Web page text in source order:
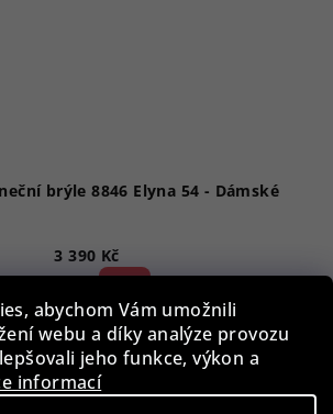
abychom Vám umožnili
webu a díky analýze provozu
jeho funkce, výkon a
informací
Serengeti sluneční brýle 8846 Elyna 54 - Dámské
3 390 Kč
7 090 Kč
52 %)
Skladem
Do košíku